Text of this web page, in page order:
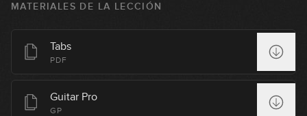
MATERIALES DE LA LECCIÓN
Tabs
PDF
Guitar Pro
GP
09:13
08:34